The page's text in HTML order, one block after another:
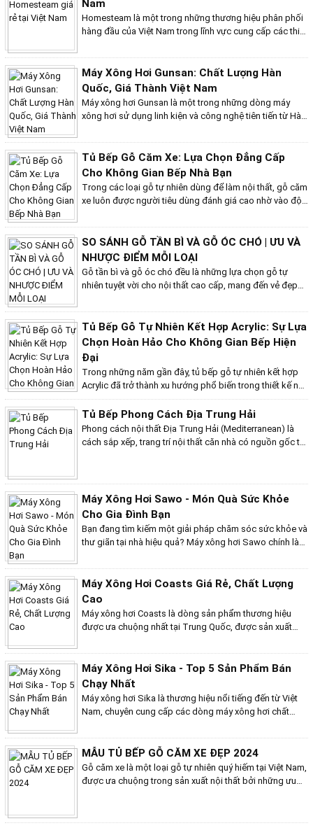
thẩm mỹ và giá thành hợp lý. Tủ bếp gỗ MFC không chỉ
mang lại vẻ đẹp hiện đại, tinh tế mà còn đảm bảo độ
bền cao, đáp ứng mọi nhu cầu sử dụng hàng ngày của
và lý do vì sao tủ bếp gỗ MFC lại trở thành lựa chọn phổ
biến trong nhiều gia đình hiện đại ngày nay.
Nam
Homesteam là một trong những thương hiệu phân phối
hàng đầu của Việt Nam trong lĩnh vực cung cấp các thiết
xông hơi Homesteam là một thiết bị hiện đại và tiên tiến,
được thiết kế để mang lại trải nghiệm xông hơi tối ưu
cho người dùng tại gia đình với giá cả hợp lý. Với thiết kế
thông minh, chất lượng cao và các tính năng nổi bật,
máy xông hơi Homesteam không chỉ giúp thư giãn,
giảm stress mà còn cải thiện sức khỏe tổng thể.
Máy Xông Hơi Gunsan: Chất Lượng Hàn
Quốc, Giá Thành Việt Nam
Máy xông hơi Gunsan là một trong những dòng máy
xông hơi sử dụng linh kiện và công nghệ tiên tiến từ Hàn
sản phẩm máy xông hơi. Với quy trình kiểm duyệt chất
lượng sản phẩm cẩn thận trước khi xuất ra thị trường,
máy xông hơi Gunsan luôn đảm bảo chất lượng cao
cấp, mang lại sự hài lòng cho người tiêu dùng.
Tủ Bếp Gỗ Căm Xe: Lựa Chọn Đẳng Cấp
Cho Không Gian Bếp Nhà Bạn
Trong các loại gỗ tự nhiên dùng để làm nội thất, gỗ căm
xe luôn được người tiêu dùng đánh giá cao nhờ vào độ
mang lại sự sang trọng, mà còn đảm bảo tính bền vững
theo thời gian. Hãy cùng tìm hiểu về những ưu điểm và
cách lựa chọn tủ bếp gỗ căm xe cho không gian nhà
bếp của bạn.
SO SÁNH GỖ TẦN BÌ VÀ GỖ ÓC CHÓ | ƯU VÀ
NHƯỢC ĐIỂM MỖI LOẠI
Gỗ tần bì và gỗ óc chó đều là những lựa chọn gỗ tự
nhiên tuyệt vời cho nội thất cao cấp, mang đến vẻ đẹp
nhiên, hai loại gỗ này sở hữu những đặc điểm riêng biệt
về màu sắc, vân gỗ, độ bền và giá thành, khiến chúng
phù hợp với những nhu cầu và sở thích khác nhau.
Tủ Bếp Gỗ Tự Nhiên Kết Hợp Acrylic: Sự Lựa
Chọn Hoàn Hảo Cho Không Gian Bếp Hiện
Đại
Trong những năm gần đây, tủ bếp gỗ tự nhiên kết hợp
Acrylic đã trở thành xu hướng phổ biến trong thiết kế nội
thất bếp. Sự kết hợp này không chỉ mang lại vẻ đẹp hiện
đại, sang trọng mà còn đảm bảo tính bền vững và tiện
ích cao cho người sử dụng. Hãy cùng khám phá những
lý do vì sao tủ bếp gỗ tự nhiên kết hợp Acrylic lại được
Tủ Bếp Phong Cách Địa Trung Hải
Phong cách nội thất Địa Trung Hải (Mediterranean) là
cách sắp xếp, trang trí nội thất căn nhà có nguồn gốc từ
trọng vào sự mát mẻ và phóng khoáng, thoải mái và dễ
chịu, mang đến cho không gian bếp vẻ đẹp tinh tế và sự
ấm cúng đặc trưng của vùng biển nhiệt đới. Đây là một
trong những phong cách thiết kế nội thất được ưa
chuộng nhất hiện nay nhờ vào sự pha trộn hoàn hảo
giữa các yếu tố tự nhiên và nghệ thuật. Tủ bếp phong
đình.
Máy Xông Hơi Sawo - Món Quà Sức Khỏe
Cho Gia Đình Bạn
Bạn đang tìm kiếm một giải pháp chăm sóc sức khỏe và
thư giãn tại nhà hiệu quả? Máy xông hơi Sawo chính là
thương hiệu lâu đời đến từ Phần Lan, quốc gia khởi
nguồn của văn hóa xông hơi. Với hơn 60 năm kinh
nghiệm, Sawo đã khẳng định vị thế dẫn đầu trong ngành
sản xuất thiết bị xông hơi, mang đến cho khách hàng
những sản phẩm chất lượng cao và an toàn.
Máy Xông Hơi Coasts Giá Rẻ, Chất Lượng
Cao
Máy xông hơi Coasts là dòng sản phẩm thương hiệu
được ưa chuộng nhất tại Trung Quốc, được sản xuất
Thâm Quyến và nhập khẩu nguyên chiếc về Việt Nam.
Máy xông hơi Coasts được đánh giá cao bởi chất lượng
tốt, độ bền cao, thiết kế sang trọng và nhiều tính năng
tiện lợi.
Máy Xông Hơi Sika - Top 5 Sản Phẩm Bán
Chạy Nhất
Máy xông hơi Sika là thương hiệu nổi tiếng đến từ Việt
Nam, chuyên cung cấp các dòng máy xông hơi chất
sản xuất trên dây chuyền công nghệ hiện đại, sử dụng
linh kiện nhập khẩu từ Nhật Bản, đảm bảo độ bền bỉ và
an toàn cho người sử dụng. Với thiết kế hiện đại, sang
trọng cùng nhiều tính năng vượt trội, máy xông hơi Sika
MẪU TỦ BẾP GỖ CĂM XE ĐẸP 2024
Gỗ căm xe là một loại gỗ tự nhiên quý hiếm tại Việt Nam,
được ưa chuộng trong sản xuất nội thất bởi những ưu
trọng, đẳng cấp cho không gian bếp mà còn đảm bảo